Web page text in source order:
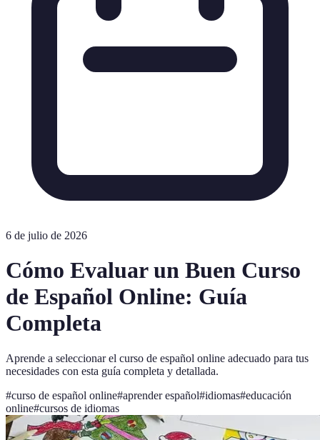
6 de julio de 2026
Cómo Evaluar un Buen Curso
de Español Online: Guía
Completa
Aprende a seleccionar el curso de español online adecuado para tus
necesidades con esta guía completa y detallada.
#curso de español online#aprender español#idiomas#educación
online#cursos de idiomas